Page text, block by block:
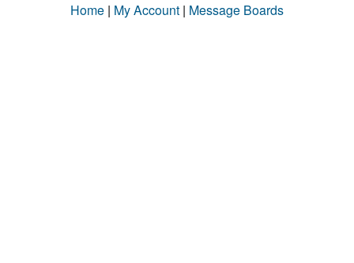
Home | My Account | Message Boards